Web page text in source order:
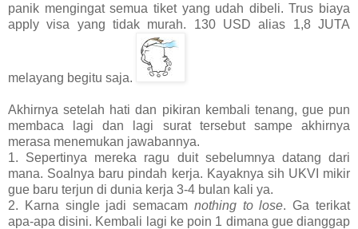
panik mengingat semua tiket yang udah dibeli. Trus biaya
apply visa yang tidak murah. 130 USD alias 1,8 JUTA
melayang begitu saja.
Akhirnya setelah hati dan pikiran kembali tenang, gue pun
membaca lagi dan lagi surat tersebut sampe akhirnya
merasa menemukan jawabannya.
1. Sepertinya mereka ragu duit sebelumnya datang dari
mana. Soalnya baru pindah kerja. Kayaknya sih UKVI mikir
gue baru terjun di dunia kerja 3-4 bulan kali ya.
2. Karna single jadi semacam nothing to lose. Ga terikat
apa-apa disini. Kembali lagi ke poin 1 dimana gue dianggap